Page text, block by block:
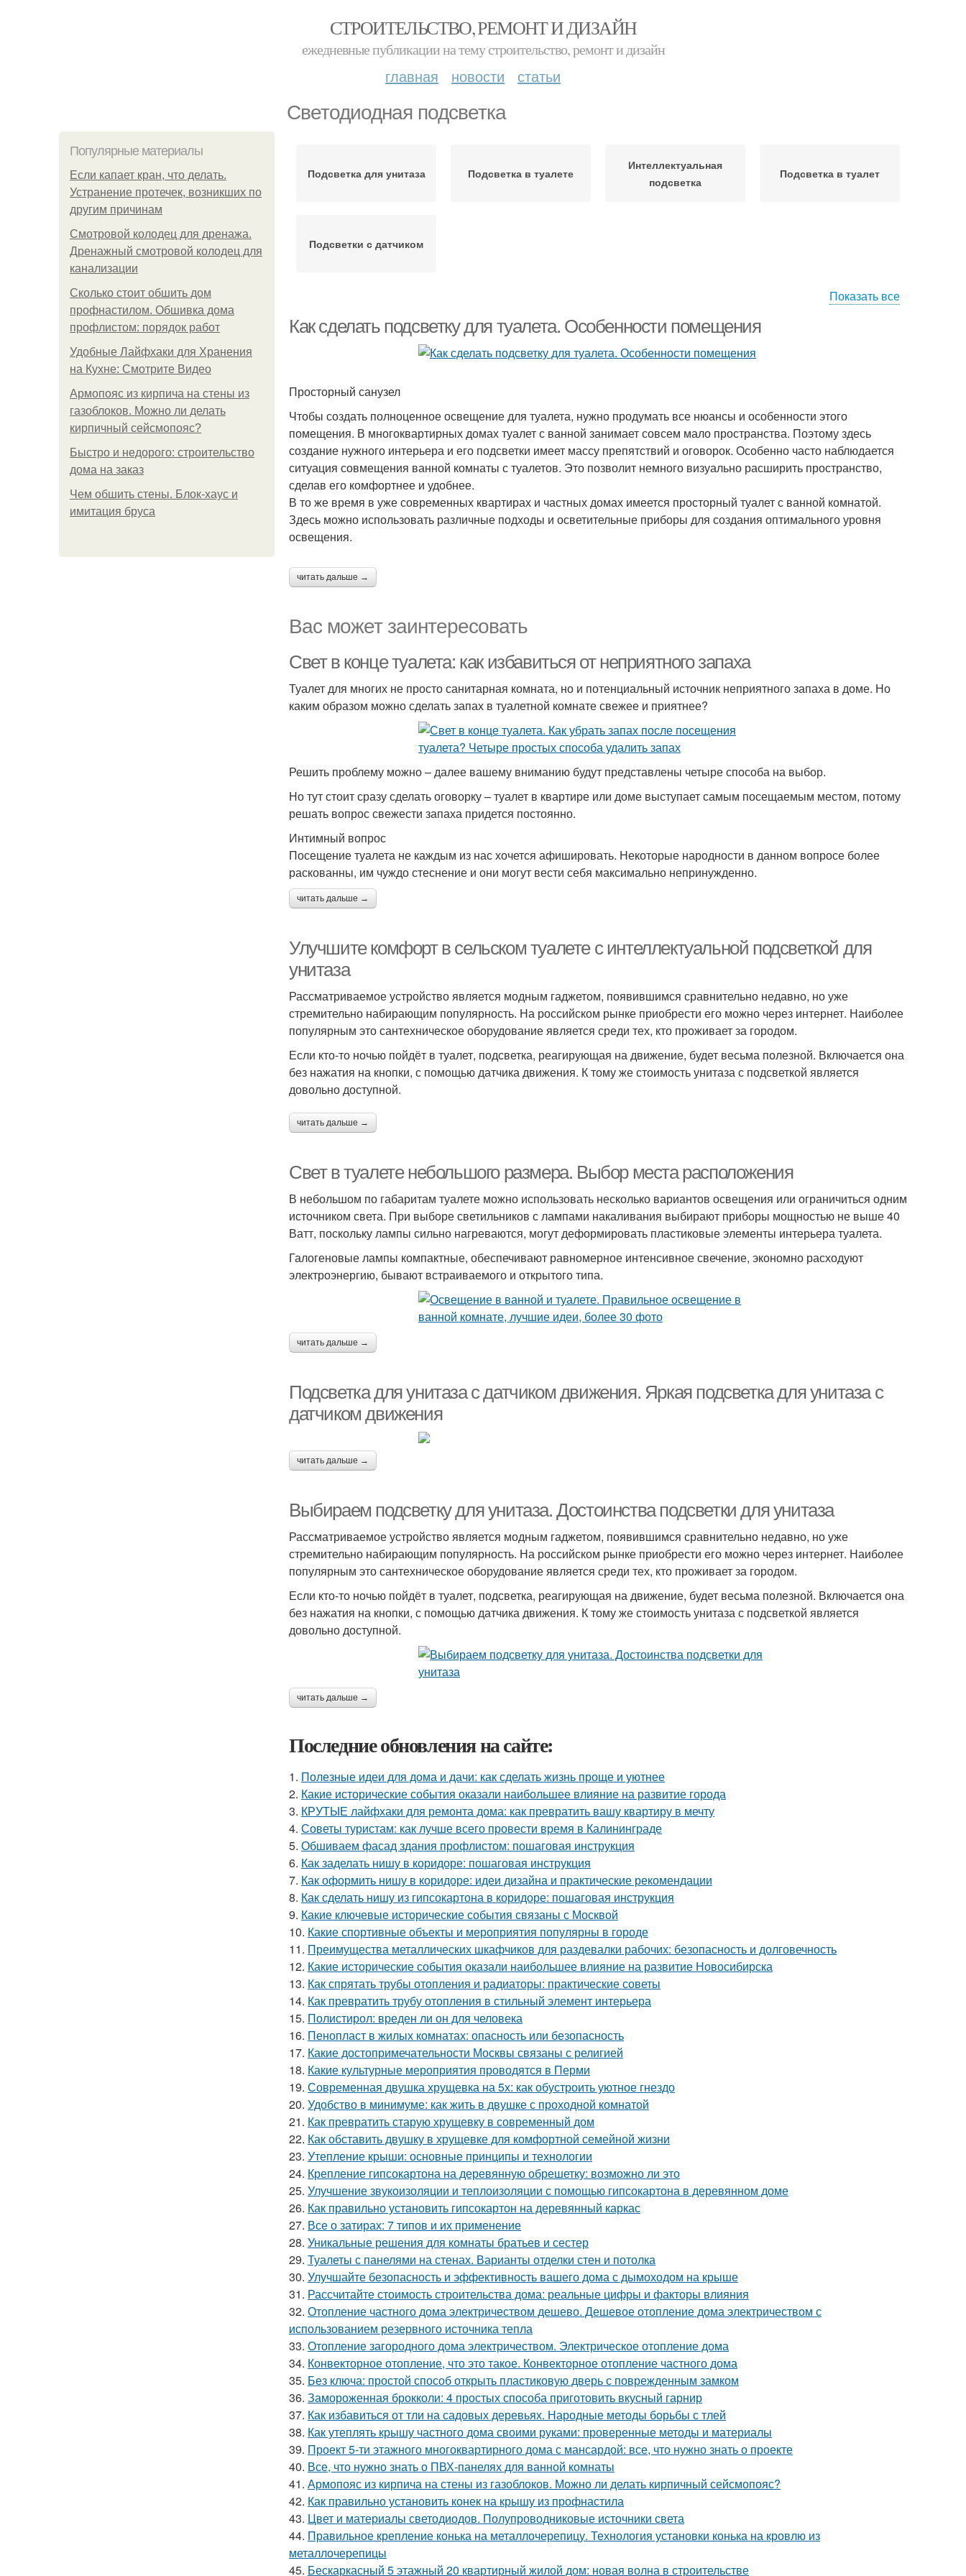
СТРОИТЕЛЬСТВО, РЕМОНТ И ДИЗАЙН
ежедневные публикации на тему строительство, ремонт и дизайн
главная новости статьи
Светодиодная подсветка
Популярные материалы
Если капает кран, что делать.
Устранение протечек, возникших по
другим причинам
Смотровой колодец для дренажа.
Дренажный смотровой колодец для
канализации
Сколько стоит обшить дом
профнастилом. Обшивка дома
профлистом: порядок работ
Удобные Лайфхаки для Хранения
на Кухне: Смотрите Видео
Армопояс из кирпича на стены из
газоблоков. Можно ли делать
кирпичный сейсмопояс?
Быстро и недорого: строительство
дома на заказ
Чем обшить стены. Блок-хаус и
имитация бруса
Подсветка для унитаза Подсветка в туалете
Интеллектуальная
подсветка
Подсветка в туалет
Подсветки с датчиком
Показать все
Как сделать подсветку для туалета. Особенности помещения
Просторный санузел
Чтобы создать полноценное освещение для туалета, нужно продумать все нюансы и особенности этого
помещения. В многоквартирных домах туалет с ванной занимает совсем мало пространства. Поэтому здесь
создание нужного интерьера и его подсветки имеет массу препятствий и оговорок. Особенно часто наблюдается
ситуация совмещения ванной комнаты с туалетов. Это позволит немного визуально расширить пространство,
сделав его комфортнее и удобнее.
В то же время в уже современных квартирах и частных домах имеется просторный туалет с ванной комнатой.
Здесь можно использовать различные подходы и осветительные приборы для создания оптимального уровня
освещения.
читать дальше →
Вас может заинтересовать
Свет в конце туалета: как избавиться от неприятного запаха
Туалет для многих не просто санитарная комната, но и потенциальный источник неприятного запаха в доме. Но
каким образом можно сделать запах в туалетной комнате свежее и приятнее?
Решить проблему можно – далее вашему вниманию будут представлены четыре способа на выбор.
Но тут стоит сразу сделать оговорку – туалет в квартире или доме выступает самым посещаемым местом, потому
решать вопрос свежести запаха придется постоянно.
Интимный вопрос
Посещение туалета не каждым из нас хочется афишировать. Некоторые народности в данном вопросе более
раскованны, им чуждо стеснение и они могут вести себя максимально непринужденно.
читать дальше →
Улучшите комфорт в сельском туалете с интеллектуальной подсветкой для
унитаза
Рассматриваемое устройство является модным гаджетом, появившимся сравнительно недавно, но уже
стремительно набирающим популярность. На российском рынке приобрести его можно через интернет. Наиболее
популярным это сантехническое оборудование является среди тех, кто проживает за городом.
Если кто-то ночью пойдёт в туалет, подсветка, реагирующая на движение, будет весьма полезной. Включается она
без нажатия на кнопки, с помощью датчика движения. К тому же стоимость унитаза с подсветкой является
довольно доступной.
читать дальше →
Свет в туалете небольшого размера. Выбор места расположения
В небольшом по габаритам туалете можно использовать несколько вариантов освещения или ограничиться одним
источником света. При выборе светильников с лампами накаливания выбирают приборы мощностью не выше 40
Ватт, поскольку лампы сильно нагреваются, могут деформировать пластиковые элементы интерьера туалета.
Галогеновые лампы компактные, обеспечивают равномерное интенсивное свечение, экономно расходуют
электроэнергию, бывают встраиваемого и открытого типа.
читать дальше →
Подсветка для унитаза с датчиком движения. Яркая подсветка для унитаза с
датчиком движения
читать дальше →
Выбираем подсветку для унитаза. Достоинства подсветки для унитаза
Рассматриваемое устройство является модным гаджетом, появившимся сравнительно недавно, но уже
стремительно набирающим популярность. На российском рынке приобрести его можно через интернет. Наиболее
популярным это сантехническое оборудование является среди тех, кто проживает за городом.
Если кто-то ночью пойдёт в туалет, подсветка, реагирующая на движение, будет весьма полезной. Включается она
без нажатия на кнопки, с помощью датчика движения. К тому же стоимость унитаза с подсветкой является
довольно доступной.
читать дальше →
Последние обновления на сайте:
1. Полезные идеи для дома и дачи: как сделать жизнь проще и уютнее
2. Какие исторические события оказали наибольшее влияние на развитие города
3. КРУТЫЕ лайфхаки для ремонта дома: как превратить вашу квартиру в мечту
4. Советы туристам: как лучше всего провести время в Калининграде
5. Обшиваем фасад здания профлистом: пошаговая инструкция
6. Как заделать нишу в коридоре: пошаговая инструкция
7. Как оформить нишу в коридоре: идеи дизайна и практические рекомендации
8. Как сделать нишу из гипсокартона в коридоре: пошаговая инструкция
9. Какие ключевые исторические события связаны с Москвой
10. Какие спортивные объекты и мероприятия популярны в городе
11. Преимущества металлических шкафчиков для раздевалки рабочих: безопасность и долговечность
12. Какие исторические события оказали наибольшее влияние на развитие Новосибирска
13. Как спрятать трубы отопления и радиаторы: практические советы
14. Как превратить трубу отопления в стильный элемент интерьера
15. Полистирол: вреден ли он для человека
16. Пенопласт в жилых комнатах: опасность или безопасность
17. Какие достопримечательности Москвы связаны с религией
18. Какие культурные мероприятия проводятся в Перми
19. Современная двушка хрущевка на 5х: как обустроить уютное гнездо
20. Удобство в минимуме: как жить в двушке с проходной комнатой
21. Как превратить старую хрущевку в современный дом
22. Как обставить двушку в хрущевке для комфортной семейной жизни
23. Утепление крыши: основные принципы и технологии
24. Крепление гипсокартона на деревянную обрешетку: возможно ли это
25. Улучшение звукоизоляции и теплоизоляции с помощью гипсокартона в деревянном доме
26. Как правильно установить гипсокартон на деревянный каркас
27. Все о затирах: 7 типов и их применение
28. Уникальные решения для комнаты братьев и сестер
29. Туалеты с панелями на стенах. Варианты отделки стен и потолка
30. Улучшайте безопасность и эффективность вашего дома с дымоходом на крыше
31. Рассчитайте стоимость строительства дома: реальные цифры и факторы влияния
32. Отопление частного дома электричеством дешево. Дешевое отопление дома электричеством с
использованием резервного источника тепла
33. Отопление загородного дома электричеством. Электрическое отопление дома
34. Конвекторное отопление, что это такое. Конвекторное отопление частного дома
35. Без ключа: простой способ открыть пластиковую дверь с поврежденным замком
36. Замороженная брокколи: 4 простых способа приготовить вкусный гарнир
37. Как избавиться от тли на садовых деревьях. Народные методы борьбы с тлей
38. Как утеплять крышу частного дома своими руками: проверенные методы и материалы
39. Проект 5-ти этажного многоквартирного дома с мансардой: все, что нужно знать о проекте
40. Все, что нужно знать о ПВХ-панелях для ванной комнаты
41. Армопояс из кирпича на стены из газоблоков. Можно ли делать кирпичный сейсмопояс?
42. Как правильно установить конек на крышу из профнастила
43. Цвет и материалы светодиодов. Полупроводниковые источники света
44. Правильное крепление конька на металлочерепицу. Технология установки конька на кровлю из
металлочерепицы
45. Бескаркасный 5 этажный 20 квартирный жилой дом: новая волна в строительстве